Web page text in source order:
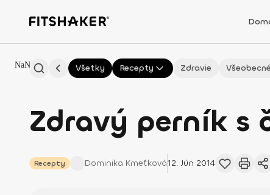
Všetky Recepty Zdravie Všeobecné
Zdravý perník s
Recepty Dominika Kmeťková12. Jún 2014
NaN